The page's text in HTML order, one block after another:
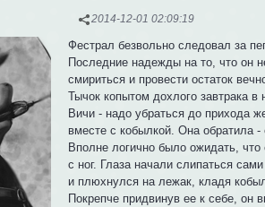
2014-12-01 02:09:19
Фестрал безвольно следовал за
Последние надежды на то, что он
смириться и провести остаток
Тычок копытом дохлого завтрака
Вичи - надо убраться до прихода
вместе с кобылкой. Она обратила -
Вполне логично было ожидать, что
с ног. Глаза начали слипаться
и плюхнулся на лежак, кладя
Покрепче придвинув ее к себе, он